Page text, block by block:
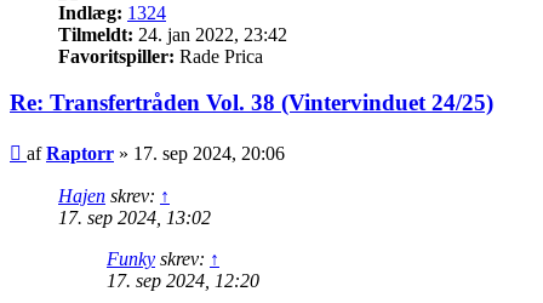
Indlæg: 1324
Tilmeldt: 24. jan 2022, 23:42
Favoritspiller: Rade Prica
Re: Transfertråden Vol. 38 (Vintervinduet 24/25)
Indlæg
afRaptorr » 17. sep 2024, 20:06
Hajen skrev: ↑
17. sep 2024, 13:02
Funky skrev: ↑
17. sep 2024, 12:20